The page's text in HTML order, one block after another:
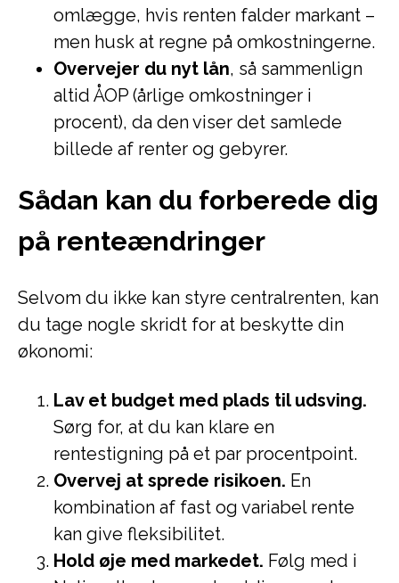
omlægge, hvis renten falder markant –
men husk at regne på omkostningerne.
Overvejer du nyt lån, så sammenlign
altid ÅOP (årlige omkostninger i
procent), da den viser det samlede
billede af renter og gebyrer.
Sådan kan du forberede dig
på renteændringer
Selvom du ikke kan styre centralrenten, kan
du tage nogle skridt for at beskytte din
økonomi:
Lav et budget med plads til udsving.
Sørg for, at du kan klare en
rentestigning på et par procentpoint.
Overvej at sprede risikoen. En
kombination af fast og variabel rente
kan give fleksibilitet.
Hold øje med markedet. Følg med i